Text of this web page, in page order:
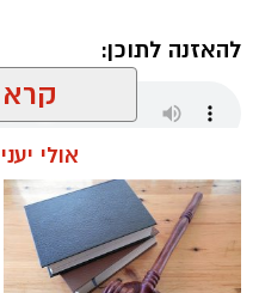
להאזנה לתוכן:
שחר כחלון / 18:01 07.08.26
קרא
אולי